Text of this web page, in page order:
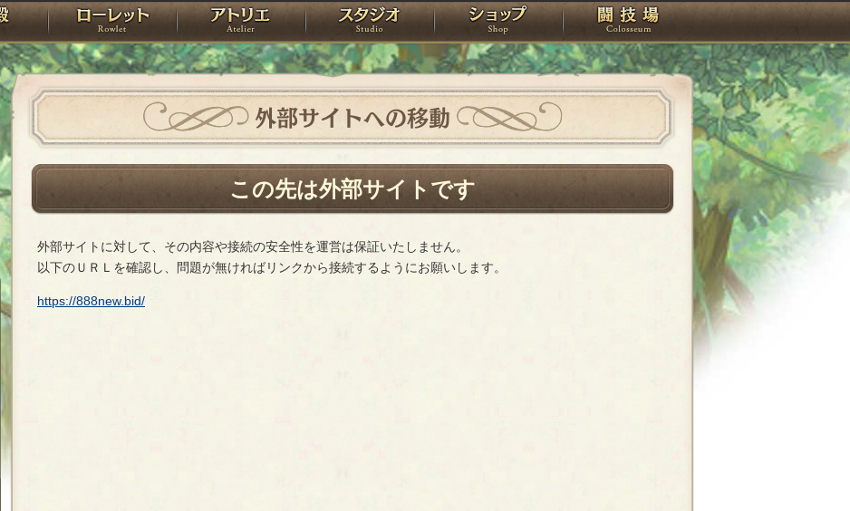
PandoraPartyProject
神殿 ローレット アトリエ スタジオ ショップ 闘技場
外部サイトへの移動
この先は外部サイトです
外部サイトに対して、その内容や接続の安全性を運営は保証いたしません。
以下のＵＲＬを確認し、問題が無ければリンクから接続するようにお願いします。
https://888new.bid/